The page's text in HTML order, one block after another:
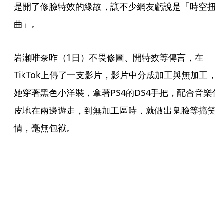
是開了修臉特效的緣故，讓不少網友虧說是「時空扭
曲」。
岩瀬唯奈昨（1日）不畏修圖、開特效等傳言，在
TikTok上傳了一支影片，影片中分成加工與無加工，
她穿著黑色小洋裝，拿著PS4的DS4手把，配合音樂
皮地在兩邊遊走，到無加工區時，就做出鬼臉等搞笑
情，毫無包袱。